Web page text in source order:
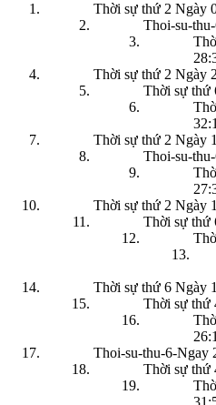
Thời sự thứ 2 Ngày
Thoi-su-
Thời sự thứ 2 Ngày
Thời sự thứ
Thời sự thứ 2 Ngày
Thoi-su-
Thời sự thứ 2 Ngày
Thời sự thứ
Thời sự thứ 6 Ngày
Thời sự thứ
Thoi-su-thu-6-Ngay
Thời sự thứ